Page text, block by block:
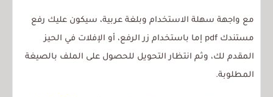
مع واجهة سهلة الاستخدام وبلغة عربية، سيكون عليك رفع
مستندك pdf إما باستخدام زر الرفع، أو الإفلات في الحيز
المقدم لك، وثم انتظار التحويل للحصول على الملف بالصيغة
المطلوبة.